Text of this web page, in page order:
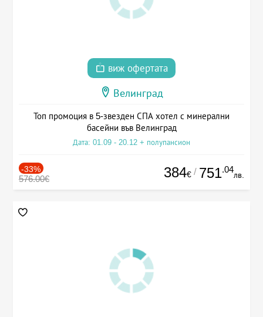
виж офертата
Велинград
Топ промоция в 5-звезден СПА хотел с минерални
басейни във Велинград
Дата: 01.09 - 20.12 + полупансион
-33%
576.00€ 384€ / 751.04
лв.